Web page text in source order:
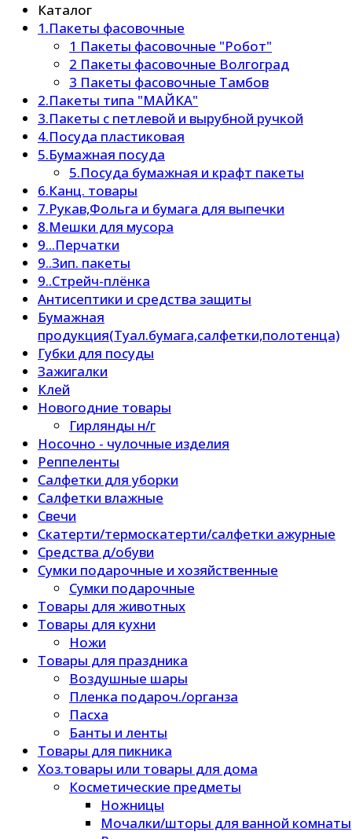
Каталог
1.Пакеты фасовочные
1 Пакеты фасовочные "Робот"
2 Пакеты фасовочные Волгоград
3 Пакеты фасовочные Тамбов
2.Пакеты типа "МАЙКА"
3.Пакеты с петлевой и вырубной ручкой
4.Посуда пластиковая
5.Бумажная посуда
5.Посуда бумажная и крафт пакеты
6.Канц. товары
7.Рукав,Фольга и бумага для выпечки
8.Мешки для мусора
9...Перчатки
9..Зип. пакеты
9..Стрейч-плёнка
Антисептики и средства защиты
Бумажная
продукция(Туал.бумага,салфетки,полотенца)
Губки для посуды
Зажигалки
Клей
Новогодние товары
Гирлянды н/г
Носочно - чулочные изделия
Реппеленты
Салфетки для уборки
Салфетки влажные
Свечи
Скатерти/термоскатерти/салфетки ажурные
Средства д/обуви
Сумки подарочные и хозяйственные
Сумки подарочные
Товары для животных
Товары для кухни
Ножи
Товары для праздника
Воздушные шары
Пленка подароч./органза
Пасха
Банты и ленты
Товары для пикника
Хоз.товары или товары для дома
Косметические предметы
Ножницы
Мочалки/шторы для ванной комнаты